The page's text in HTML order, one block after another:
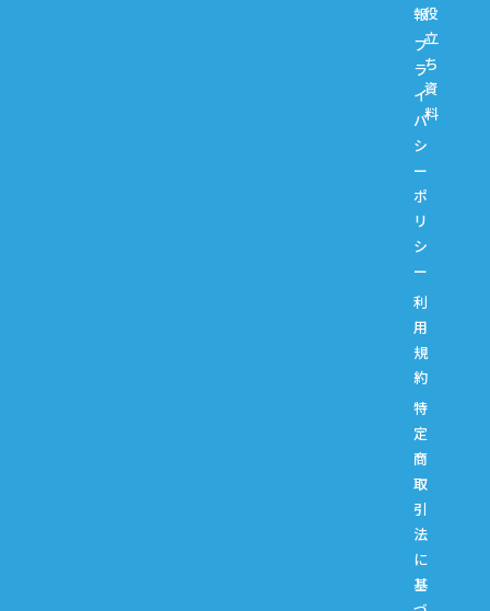
報
プ
ラ
イ
バ
シ
ー
ポ
リ
シ
ー
利
用
規
約
特
定
商
取
引
法
に
基
役
立
ち
資
料